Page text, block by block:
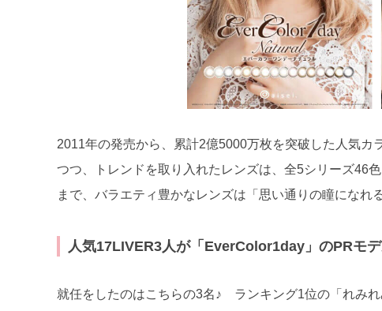
2011年の発売から、累計2億5000万枚を突破した人気
つつ、トレンドを取り入れたレンズは、全5シリーズ46
まで、バラエティ豊かなレンズは「思い通りの瞳になれ
人気17LIVER3人が「EverColor1day」のPRモデ
就任をしたのはこちらの3名♪ ランキング1位の「れみ